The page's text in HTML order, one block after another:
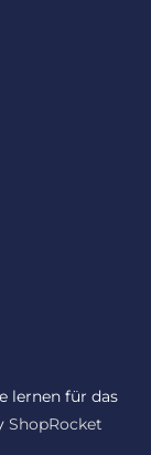
lernen für das
ShopRocket